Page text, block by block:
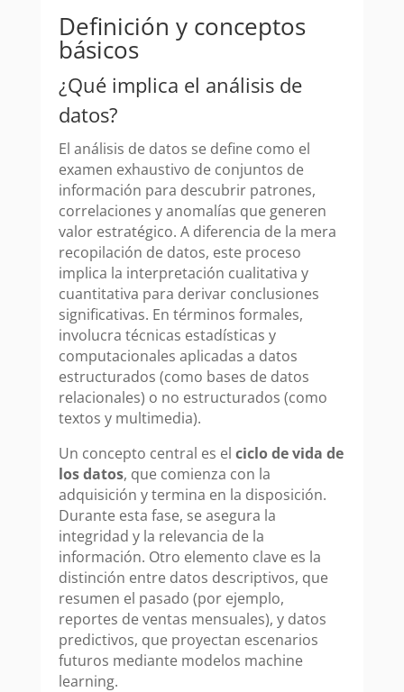
Definición y conceptos
básicos
¿Qué implica el análisis de
datos?
El análisis de datos se define como el
examen exhaustivo de conjuntos de
información para descubrir patrones,
correlaciones y anomalías que generen
valor estratégico. A diferencia de la mera
recopilación de datos, este proceso
implica la interpretación cualitativa y
cuantitativa para derivar conclusiones
significativas. En términos formales,
involucra técnicas estadísticas y
computacionales aplicadas a datos
estructurados (como bases de datos
relacionales) o no estructurados (como
textos y multimedia).
Un concepto central es el ciclo de vida de
los datos, que comienza con la
adquisición y termina en la disposición.
Durante esta fase, se asegura la
integridad y la relevancia de la
información. Otro elemento clave es la
distinción entre datos descriptivos, que
resumen el pasado (por ejemplo,
reportes de ventas mensuales), y datos
predictivos, que proyectan escenarios
futuros mediante modelos machine
learning.